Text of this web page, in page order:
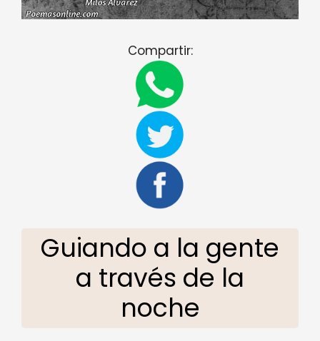
Compartir:
Guiando a la gente
a través de la
noche